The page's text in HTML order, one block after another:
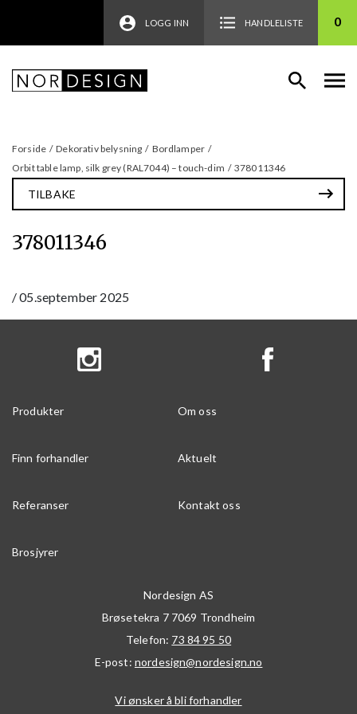
LOGG INN HANDLELISTE 0
Forside / Dekorativ belysning / Bordlamper /
Orbit table lamp, silk grey (RAL7044) – touch-dim / 378011346
TILBAKE
378011346
/05.september 2025
Produkter Om oss
Finn forhandler Aktuelt
Referanser Kontakt oss
Brosjyrer
Nordesign AS
Brøsetekra 7 7069 Trondheim
Telefon: 73 84 95 50
E-post: nordesign@nordesign.no
Vi ønsker å bli forhandler